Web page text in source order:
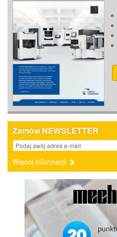
Zamów NEWSLETTER
Więcej informacji